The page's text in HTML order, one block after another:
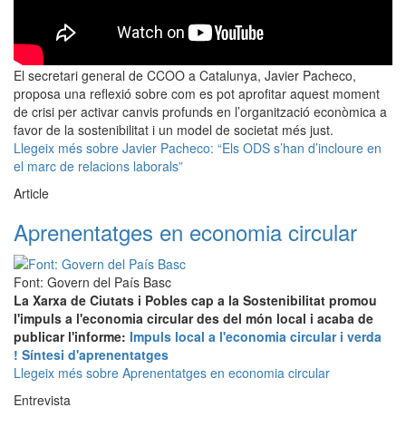
El secretari general de CCOO a Catalunya, Javier Pacheco,
proposa una reflexió sobre com es pot aprofitar aquest moment
de crisi per activar canvis profunds en l’organització econòmica a
favor de la sostenibilitat i un model de societat més just.
Llegeix més sobre Javier Pacheco: “Els ODS s’han d’incloure en
el marc de relacions laborals”
Article
Aprenentatges en economia circular
Font: Govern del País Basc
La Xarxa de Ciutats i Pobles cap a la Sostenibilitat promou
l'impuls a l'economia circular des del món local i acaba de
publicar l'informe: Impuls local a l'economia circular i verda
! Síntesi d'aprenentatges
Llegeix més sobre Aprenentatges en economia circular
Entrevista